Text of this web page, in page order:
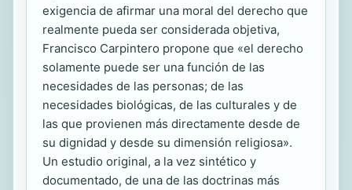
exigencia de afirmar una moral del derecho que
realmente pueda ser considerada objetiva,
Francisco Carpintero propone que «el derecho
solamente puede ser una función de las
necesidades de las personas; de las
necesidades biológicas, de las culturales y de
las que provienen más directamente desde de
su dignidad y desde su dimensión religiosa».
Un estudio original, a la vez sintético y
documentado, de una de las doctrinas más